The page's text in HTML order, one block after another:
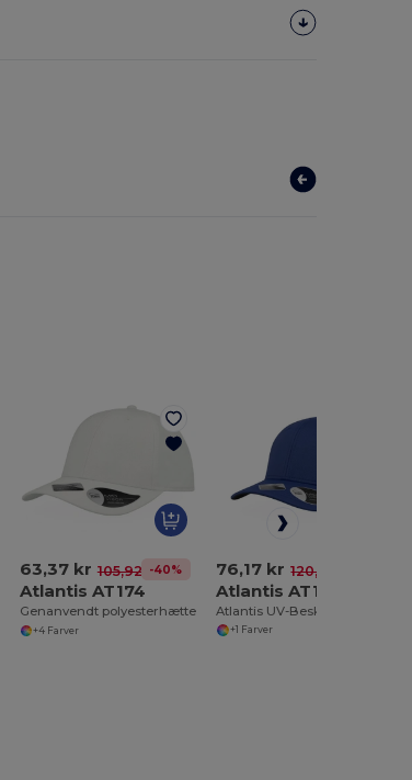
63,37 kr 105,92 kr-40%
Atlantis AT174
Genanvendt polyesterhætte
+4 Farver
76,17 kr 120,26 kr
Atlantis AT177
+1 Farver